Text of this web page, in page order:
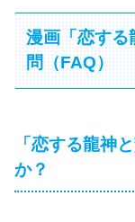
漫画「恋する
問（FAQ）
「恋する龍神
か？